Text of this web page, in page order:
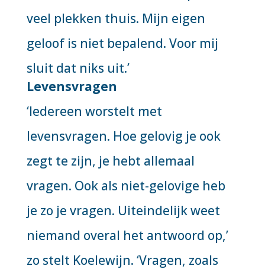
veel plekken thuis. Mijn eigen
geloof is niet bepalend. Voor mij
sluit dat niks uit.’
Levensvragen
‘Iedereen worstelt met
levensvragen. Hoe gelovig je ook
zegt te zijn, je hebt allemaal
vragen. Ook als niet-gelovige heb
je zo je vragen. Uiteindelijk weet
niemand overal het antwoord op,’
zo stelt Koelewijn. ‘Vragen, zoals